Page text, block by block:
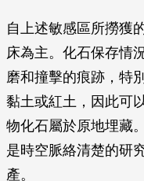
自上述敏感區所撈獲
床為主。化石保存情
磨和撞擊的痕跡，特
黏土或紅土，因此可
物化石屬於原地埋藏
是時空脈絡清楚的研
產。